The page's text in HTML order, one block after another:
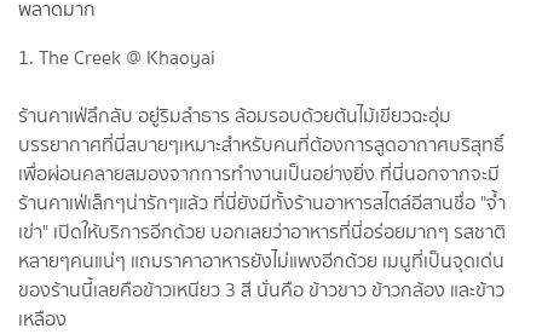
1. The Creek @ Khaoyai
ร้านคาเฟ่ลึกลับ อยู่ริมลำธาร ล้อมรอบด้วยต้นไม้เขียวฉะอุ่ม
บรรยากาศที่นี่สบายๆเหมาะสำหรับคนที่ต้องการสูดอากาศบริสุทธิ์
เพื่อผ่อนคลายสมองจากการทำงานเป็นอย่างยิ่ง ที่นี่นอกจากจะมี
ร้านคาเฟ่เล็กๆน่ารักๆแล้ว ที่นี่ยังมีทั้งร้านอาหารสไตล์อีสานชื่อ "จ้ำ
เข่า" เปิดให้บริการอีกด้วย บอกเลยว่าอาหารที่นี่อร่อยมากๆ รสชาติ
หลายๆคนแน่ๆ แถมราคาอาหารยังไม่แพงอีกด้วย เมนูที่เป็นจุดเด่น
ของร้านนี้เลยคือข้าวเหนียว 3 สี นั่นคือ ข้าวขาว ข้าวกล้อง และข้าว
เหลือง